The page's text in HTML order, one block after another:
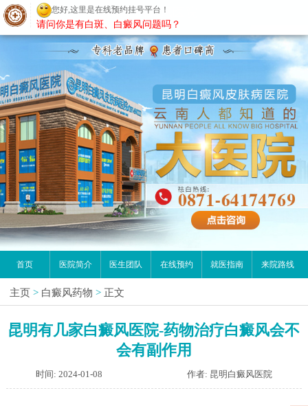
昆明白癜风医院
首页 医院简介 医生团队 在线预约 就医指南 来院路线
主页 > 白癜风药物 > 正文
昆明有几家白癜风医院-药物治疗白癜风会不
会有副作用
时间: 2024-01-08 作者: 昆明白癜风医院
您好,这里是在线预约挂号平台！
请问你是有白斑、白癜风问题吗？